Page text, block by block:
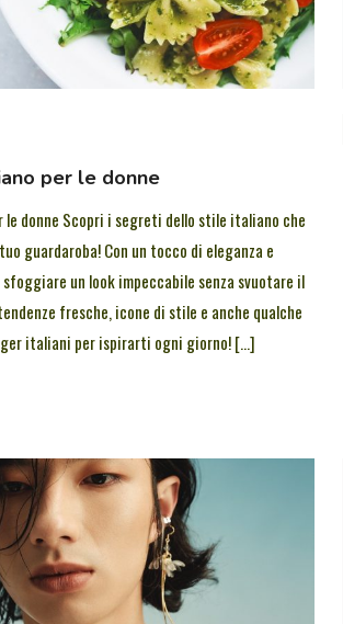
per le donne
donne Scopri i segreti dello stile italiano che
guardaroba! Con un tocco di eleganza e
un look impeccabile senza svuotare il
fresche, icone di stile e anche qualche
italiani per ispirarti ogni giorno! […]